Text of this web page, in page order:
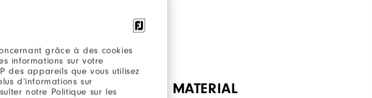
grâce à des cookies
informations sur votre
des appareils que vous utilisez
d’informations sur
notre Politique sur les
MATERIAL